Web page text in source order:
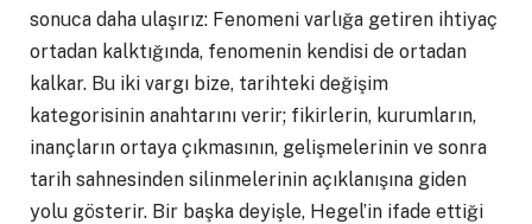
sonuca daha ulaşırız: Fenomeni varlığa getiren ihtiyaç
ortadan kalktığında, fenomenin kendisi de ortadan
kalkar. Bu iki vargı bize, tarihteki değişim
kategorisinin anahtarını verir; fikirlerin, kurumların,
inançların ortaya çıkmasının, gelişmelerinin ve sonra
tarih sahnesinden silinmelerinin açıklanışına giden
yolu gösterir. Bir başka deyişle, Hegel’in ifade ettiği